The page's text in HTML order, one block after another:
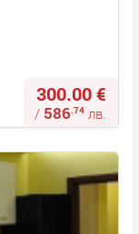
300.00 €
/ 586.74 лв.